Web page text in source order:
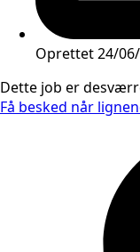
Oprettet24/
Dette job er
Få besked når